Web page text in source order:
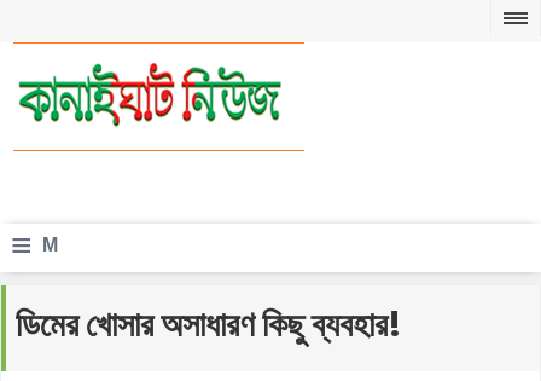
≡ M
n
ডিমের খোসার অসাধারণ কিছু ব্যবহার!